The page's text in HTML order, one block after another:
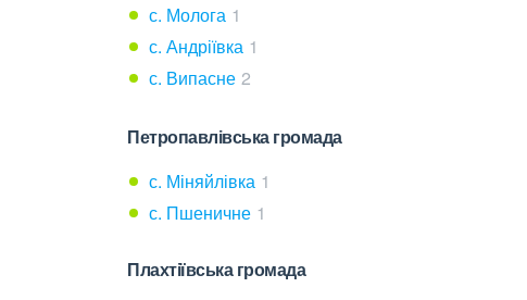
с. Молога 1
с. Андріївка 1
с. Випасне 2
Петропавлівська громада
с. Міняйлівка 1
с. Пшеничне 1
Плахтіївська громада